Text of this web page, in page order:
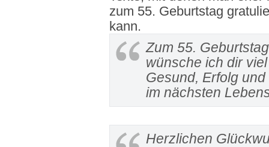
zum 55. Geburtstag
kann.
Zum 55. Geburtstag
wünsche ich dir viel
Gesund, Erfolg
im nächsten
Herzlichen